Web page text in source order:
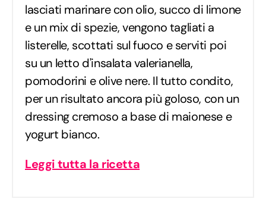
lasciati marinare con olio, succo di limone
e un mix di spezie, vengono tagliati a
listerelle, scottati sul fuoco e serviti poi
su un letto d'insalata valerianella,
pomodorini e olive nere. Il tutto condito,
per un risultato ancora più goloso, con un
dressing cremoso a base di maionese e
yogurt bianco.
Leggi tutta la ricetta